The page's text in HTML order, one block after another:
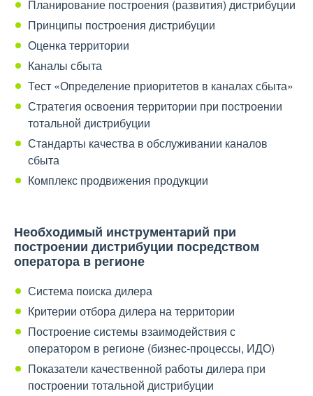
Планирование построения (развития) дистрибуции
Принципы построения дистрибуции
Оценка территории
Каналы сбыта
Тест «Определение приоритетов в каналах сбыта»
Стратегия освоения территории при построении
тотальной дистрибуции
Стандарты качества в обслуживании каналов
сбыта
Комплекс продвижения продукции
Необходимый инструментарий при
построении дистрибуции посредством
оператора в регионе
Система поиска дилера
Критерии отбора дилера на территории
Построение системы взаимодействия с
оператором в регионе (бизнес-процессы, ИДО)
Показатели качественной работы дилера при
построении тотальной дистрибуции